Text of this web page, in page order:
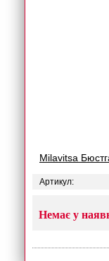
Milavitsa
Артикул:
Немає у